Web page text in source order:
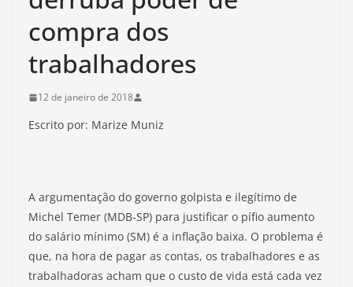
compra dos
trabalhadores
12 de janeiro de 2018
Escrito por: Marize Muniz
A argumentação do governo golpista e ilegítimo de
Michel Temer (MDB-SP) para justificar o pífio aumento
do salário mínimo (SM) é a inflação baixa. O problema é
que, na hora de pagar as contas, os trabalhadores e as
trabalhadoras acham que o custo de vida está cada vez